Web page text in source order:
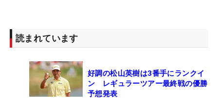
読まれています
好調の松山英樹は3番手にランクイ
ン レギュラーツアー最終戦の優勝
予想発表